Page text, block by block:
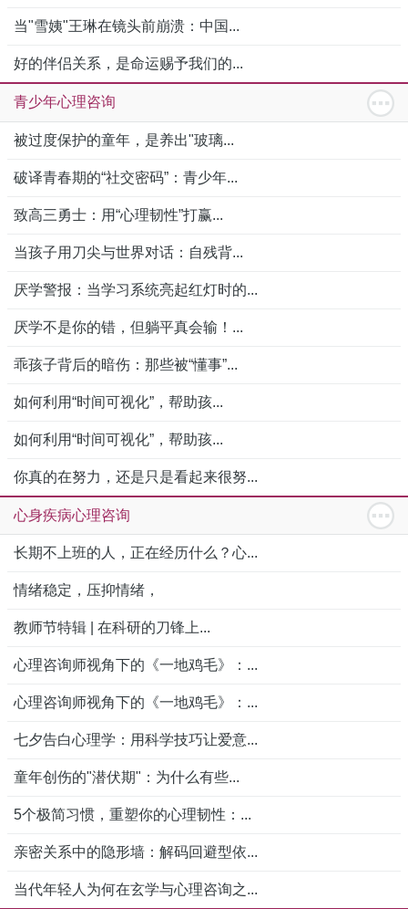
当"雪姨"王琳在镜头前崩溃：中国...
好的伴侣关系，是命运赐予我们的...
青少年心理咨询
被过度保护的童年，是养出"玻璃...
破译青春期的“社交密码”：青少年...
致高三勇士：用“心理韧性”打赢...
当孩子用刀尖与世界对话：自残背...
厌学警报：当学习系统亮起红灯时的...
厌学不是你的错，但躺平真会输！...
乖孩子背后的暗伤：那些被“懂事”...
如何利用“时间可视化”，帮助孩...
如何利用“时间可视化”，帮助孩...
你真的在努力，还是只是看起来很努...
心身疾病心理咨询
长期不上班的人，正在经历什么？心...
情绪稳定，压抑情绪，
教师节特辑 | 在科研的刀锋上...
心理咨询师视角下的《一地鸡毛》：...
心理咨询师视角下的《一地鸡毛》：...
七夕告白心理学：用科学技巧让爱意...
童年创伤的"潜伏期"：为什么有些...
5个极简习惯，重塑你的心理韧性：...
亲密关系中的隐形墙：解码回避型依...
当代年轻人为何在玄学与心理咨询之...